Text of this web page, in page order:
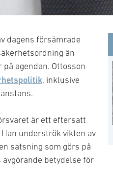
dagens försämrade
än
agendan. Ottosson
, inklusive
är ett eftersatt
underströk vikten av
satsning som görs på
betydelse för